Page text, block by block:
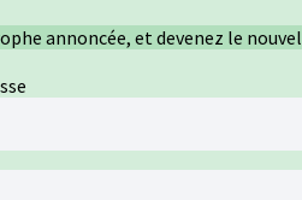
annoncée, et devenez le nouvel